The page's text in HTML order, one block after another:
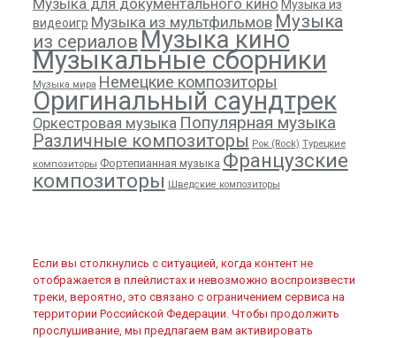
Музыка из
видеоигр Музыка из мультфильмов Музыка
из сериалов Музыка кино
Музыкальные сборники
Музыка мира Немецкие композиторы
Оригинальный саундтрек
Оркестровая музыка Популярная музыка
Различные композиторы Рок (Rock) Турецкие
композиторы Фортепианная музыка Французские
композиторы Шведские композиторы
Если вы столкнулись с ситуацией, когда контент не
отображается в плейлистах и невозможно воспроизвести
треки, вероятно, это связано с ограничением сервиса на
территории Российской Федерации. Чтобы продолжить
прослушивание, мы предлагаем вам активировать